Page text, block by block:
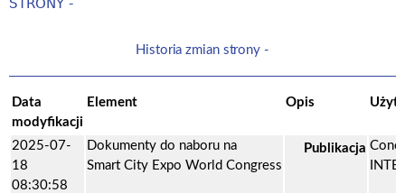
STRONY -
Historia zmian strony -
Data
modyfikacji
Element Opis
2025-07-
18
08:30:58
Dokumenty do naboru na
Smart City Expo World Congress
Publikacja